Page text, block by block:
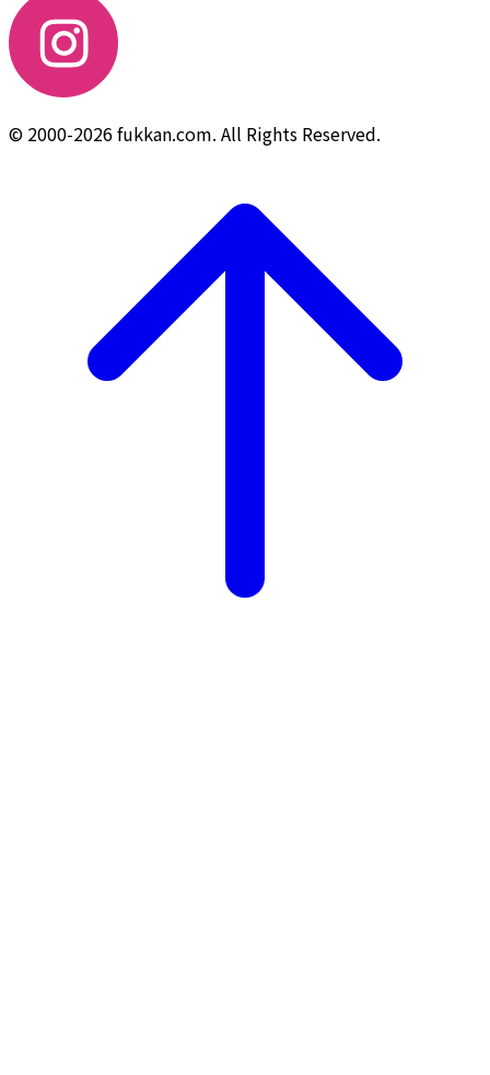
© 2000-2026 fukkan.com. All Rights Reserved.